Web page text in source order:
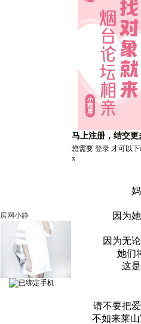
房网小静
马上注册，结交更
您需要 登录 才可以
x
因为
因为无
她们
这
请不要把
不如来莱